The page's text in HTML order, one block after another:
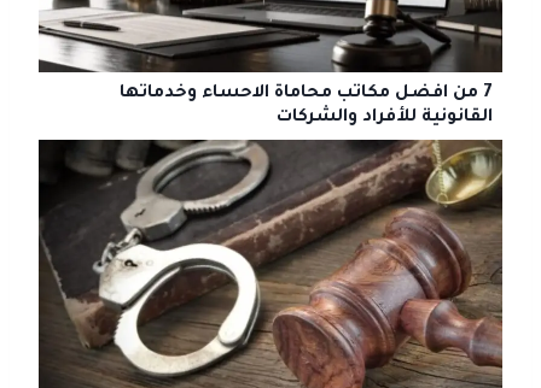
7 من افضل مكاتب محاماة الاحساء وخدماتها
القانونية للأفراد والشركات